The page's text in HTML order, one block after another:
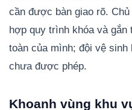
cần được bàn giao rõ.
hợp quy trình khóa và gắn
toàn của mình; đội vệ
chưa được phép.
Khoanh vùng khu